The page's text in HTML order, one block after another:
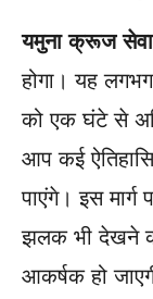
यमुना क्रूज सेवा
होगा। यह
को एक घंटे से
आप कई
पाएंगे। इस
झलक भी देखने
आकर्षक हो